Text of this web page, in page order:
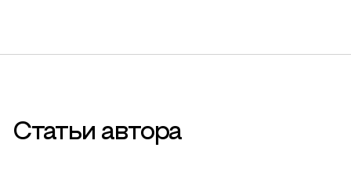
Статьи автора